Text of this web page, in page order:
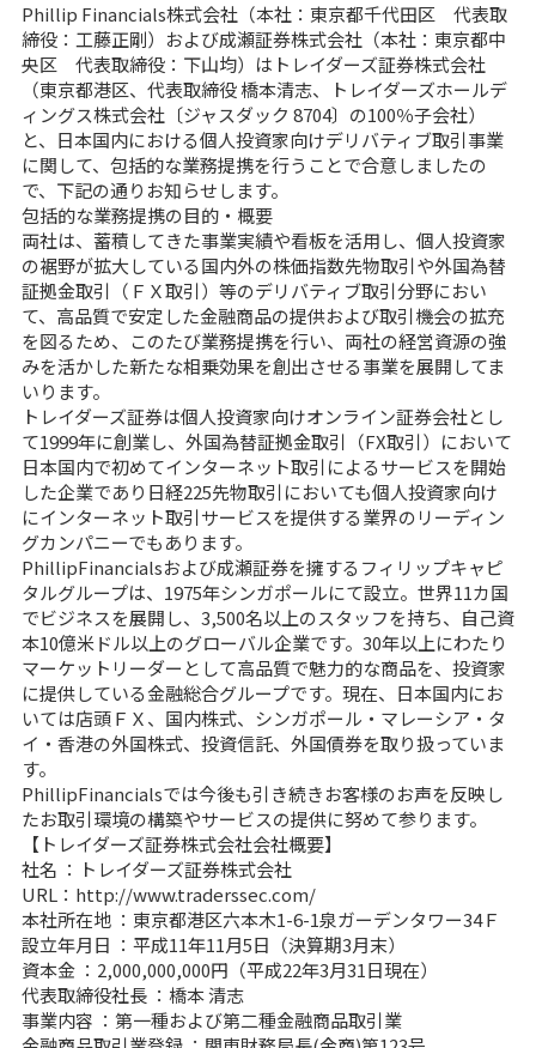
Phillip Financials株式会社（本社：東京都千代田区 代表取
締役：工藤正剛）および成瀬証券株式会社（本社：東京都中
央区 代表取締役：下山均）はトレイダーズ証券株式会社
（東京都港区、代表取締役 橋本清志、トレイダーズホールデ
ィングス株式会社〔ジャスダック 8704〕の100％子会社）
と、日本国内における個人投資家向けデリバティブ取引事業
に関して、包括的な業務提携を行うことで合意しましたの
で、下記の通りお知らせします。
包括的な業務提携の目的・概要
両社は、蓄積してきた事業実績や看板を活用し、個人投資家
の裾野が拡大している国内外の株価指数先物取引や外国為替
証拠金取引（ＦＸ取引）等のデリバティブ取引分野におい
て、高品質で安定した金融商品の提供および取引機会の拡充
を図るため、このたび業務提携を行い、両社の経営資源の強
みを活かした新たな相乗効果を創出させる事業を展開してま
いります。
トレイダーズ証券は個人投資家向けオンライン証券会社とし
て1999年に創業し、外国為替証拠金取引（FX取引）において
日本国内で初めてインターネット取引によるサービスを開始
した企業であり日経225先物取引においても個人投資家向け
にインターネット取引サービスを提供する業界のリーディン
グカンパニーでもあります。
PhillipFinancialsおよび成瀬証券を擁するフィリップキャピ
タルグループは、1975年シンガポールにて設立。世界11カ国
でビジネスを展開し、3,500名以上のスタッフを持ち、自己資
本10億米ドル以上のグローバル企業です。30年以上にわたり
マーケットリーダーとして高品質で魅力的な商品を、投資家
に提供している金融総合グループです。現在、日本国内にお
いては店頭ＦＸ、国内株式、シンガポール・マレーシア・タ
イ・香港の外国株式、投資信託、外国債券を取り扱っていま
す。
PhillipFinancialsでは今後も引き続きお客様のお声を反映し
たお取引環境の構築やサービスの提供に努めて参ります。
【トレイダーズ証券株式会社会社概要】
社名 ：トレイダーズ証券株式会社
URL： http://www.traderssec.com/
本社所在地 ：東京都港区六本木1-6-1泉ガーデンタワー34Ｆ
設立年月日 ：平成11年11月5日（決算期3月末）
資本金 ：2,000,000,000円（平成22年3月31日現在）
代表取締役社長 ：橋本 清志
事業内容 ：第一種および第二種金融商品取引業